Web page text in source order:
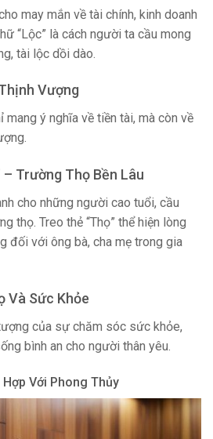
may mắn về tài chính, kinh doanh
“Lộc” là cách người ta cầu mong
tài lộc dồi dào.
Vượng
mang ý nghĩa về tiền tài, mà còn về
– Trường Thọ Bền Lâu
cho những người cao tuổi, cầu
thọ. Treo thẻ “Thọ” thể hiện lòng
đối với ông bà, cha mẹ trong gia
Và Sức Khỏe
của sự chăm sóc sức khỏe,
bình an cho người thân yêu.
Với Phong Thủy